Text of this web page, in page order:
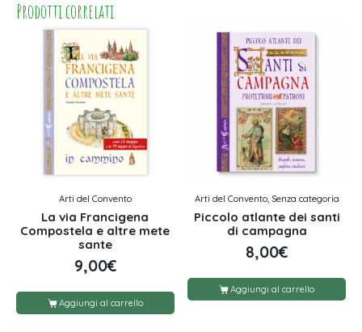
Prodotti correlati
Arti del Convento
La via Francigena
Compostela e altre mete
sante
9,00€
Aggiungi al carrello
Arti del Convento, Senza categoria
Piccolo atlante dei santi
di campagna
8,00€
Aggiungi al carrello